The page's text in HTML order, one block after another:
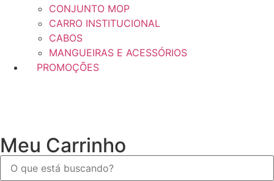
CONJUNTO MOP
CARRO INSTITUCIONAL
CABOS
MANGUEIRAS E ACESSÓRIOS
PROMOÇÕES
Meu Carrinho